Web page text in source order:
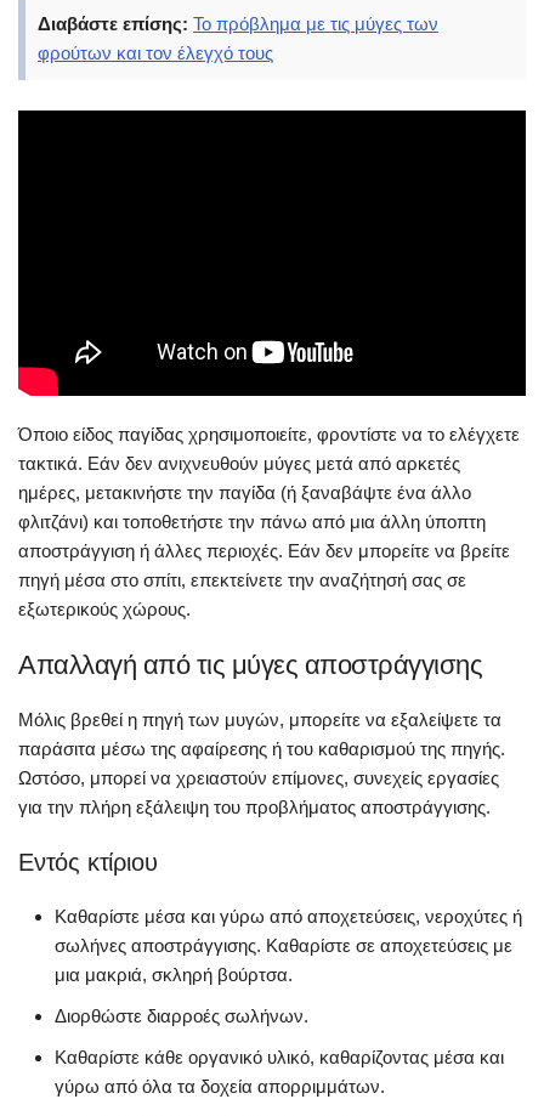
Διαβάστε επίσης: Το πρόβλημα με τις μύγες των
φρούτων και τον έλεγχό τους
Όποιο είδος παγίδας χρησιμοποιείτε, φροντίστε να το ελέγχετε
τακτικά. Εάν δεν ανιχνευθούν μύγες μετά από αρκετές
ημέρες, μετακινήστε την παγίδα (ή ξαναβάψτε ένα άλλο
φλιτζάνι) και τοποθετήστε την πάνω από μια άλλη ύποπτη
αποστράγγιση ή άλλες περιοχές. Εάν δεν μπορείτε να βρείτε
πηγή μέσα στο σπίτι, επεκτείνετε την αναζήτησή σας σε
εξωτερικούς χώρους.
Απαλλαγή από τις μύγες αποστράγγισης
Μόλις βρεθεί η πηγή των μυγών, μπορείτε να εξαλείψετε τα
παράσιτα μέσω της αφαίρεσης ή του καθαρισμού της πηγής.
Ωστόσο, μπορεί να χρειαστούν επίμονες, συνεχείς εργασίες
για την πλήρη εξάλειψη του προβλήματος αποστράγγισης.
Εντός κτίριου
Καθαρίστε μέσα και γύρω από αποχετεύσεις, νεροχύτες ή
σωλήνες αποστράγγισης. Καθαρίστε σε αποχετεύσεις με
μια μακριά, σκληρή βούρτσα.
Διορθώστε διαρροές σωλήνων.
Καθαρίστε κάθε οργανικό υλικό, καθαρίζοντας μέσα και
γύρω από όλα τα δοχεία απορριμμάτων.